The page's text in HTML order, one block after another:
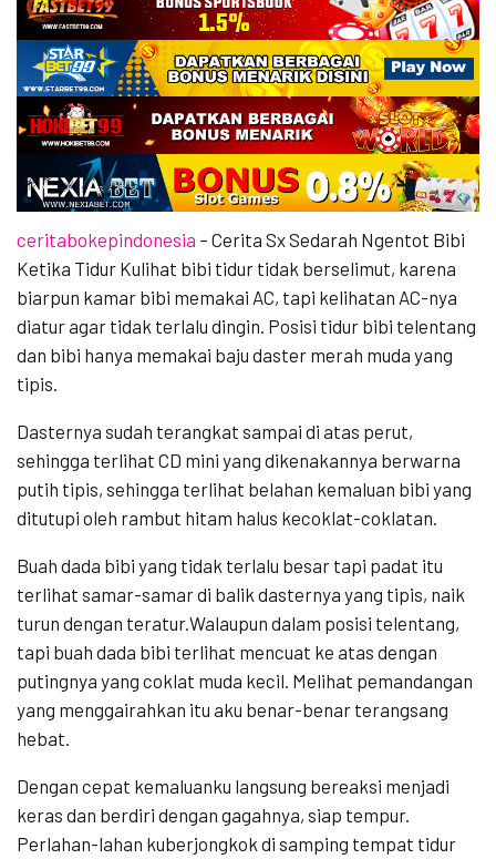
ceritabokepindonesia – Cerita Sx Sedarah Ngentot Bibi
Ketika Tidur Kulihat bibi tidur tidak berselimut, karena
biarpun kamar bibi memakai AC, tapi kelihatan AC-nya
diatur agar tidak terlalu dingin. Posisi tidur bibi telentang
dan bibi hanya memakai baju daster merah muda yang
tipis.
Dasternya sudah terangkat sampai di atas perut,
sehingga terlihat CD mini yang dikenakannya berwarna
putih tipis, sehingga terlihat belahan kemaluan bibi yang
ditutupi oleh rambut hitam halus kecoklat-coklatan.
Buah dada bibi yang tidak terlalu besar tapi padat itu
terlihat samar-samar di balik dasternya yang tipis, naik
turun dengan teratur.Walaupun dalam posisi telentang,
tapi buah dada bibi terlihat mencuat ke atas dengan
putingnya yang coklat muda kecil. Melihat pemandangan
yang menggairahkan itu aku benar-benar terangsang
hebat.
Dengan cepat kemaluanku langsung bereaksi menjadi
keras dan berdiri dengan gagahnya, siap tempur.
Perlahan-lahan kuberjongkok di samping tempat tidur